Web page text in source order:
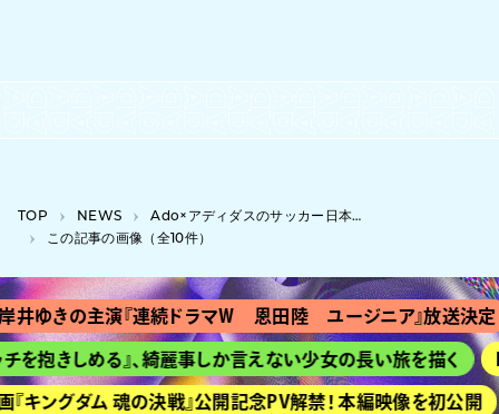
TOP NEWS
Ado×アディダスのサッカー日本代表コラボユニフォームが発売、限定ノベルティも
この記事の画像（全10件）
井ゆきの主演『連続ドラマＷ 恩田陸 ユージニア』放送決定
を抱きしめる』、綺麗事しか言えない少女の長い旅を描く
キングダム 魂の決戦』公開記念PV解禁！ 本編映像を初公開